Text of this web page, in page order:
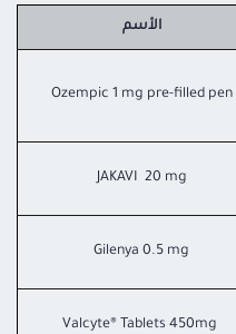
الأسم
Ozempic 1 mg pre-filled pen
JAKAVI 20 mg
Gilenya 0.5 mg